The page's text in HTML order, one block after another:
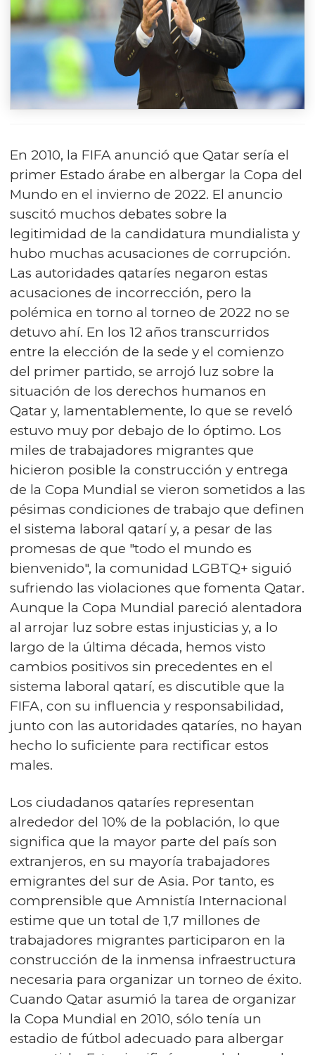
En 2010, la FIFA anunció que Qatar sería el
primer Estado árabe en albergar la Copa del
Mundo en el invierno de 2022. El anuncio
suscitó muchos debates sobre la
legitimidad de la candidatura mundialista y
hubo muchas acusaciones de corrupción.
Las autoridades qataríes negaron estas
acusaciones de incorrección, pero la
polémica en torno al torneo de 2022 no se
detuvo ahí. En los 12 años transcurridos
entre la elección de la sede y el comienzo
del primer partido, se arrojó luz sobre la
situación de los derechos humanos en
Qatar y, lamentablemente, lo que se reveló
estuvo muy por debajo de lo óptimo. Los
miles de trabajadores migrantes que
hicieron posible la construcción y entrega
de la Copa Mundial se vieron sometidos a las
pésimas condiciones de trabajo que definen
el sistema laboral qatarí y, a pesar de las
promesas de que "todo el mundo es
bienvenido", la comunidad LGBTQ+ siguió
sufriendo las violaciones que fomenta Qatar.
Aunque la Copa Mundial pareció alentadora
al arrojar luz sobre estas injusticias y, a lo
largo de la última década, hemos visto
cambios positivos sin precedentes en el
sistema laboral qatarí, es discutible que la
FIFA, con su influencia y responsabilidad,
junto con las autoridades qataríes, no hayan
hecho lo suficiente para rectificar estos
males.
Los ciudadanos qataríes representan
alrededor del 10% de la población, lo que
significa que la mayor parte del país son
extranjeros, en su mayoría trabajadores
emigrantes del sur de Asia. Por tanto, es
comprensible que Amnistía Internacional
estime que un total de 1,7 millones de
trabajadores migrantes participaron en la
construcción de la inmensa infraestructura
necesaria para organizar un torneo de éxito.
Cuando Qatar asumió la tarea de organizar
la Copa Mundial en 2010, sólo tenía un
estadio de fútbol adecuado para albergar